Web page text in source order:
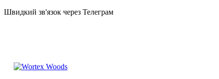
Швидкий зв'язок через Телеграм